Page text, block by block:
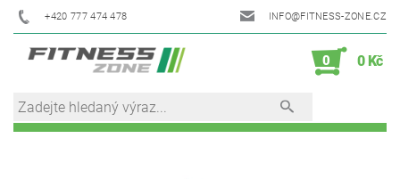
+420 777 474 478 INFO@FITNESS-ZONE.CZ
0 0 Kč